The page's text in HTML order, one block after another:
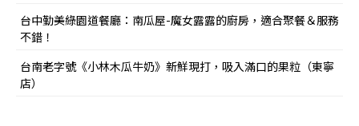
台中勤美綠園道餐廳：南瓜屋-魔女露露的廚房，適合聚餐＆服務
不錯！
台南老字號《小林木瓜牛奶》新鮮現打，吸入滿口的果粒（東寧
店）